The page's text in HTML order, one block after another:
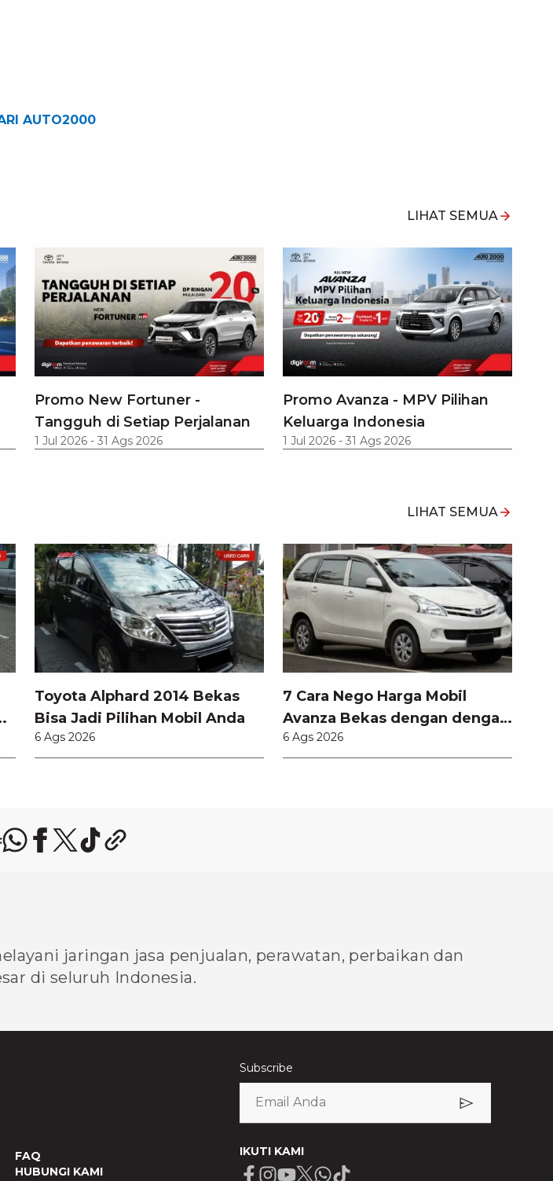
AUTO2000
LIHAT SEMUA
Promo New Fortuner -
Tangguh di Setiap Perjalanan
1 Jul 2026 - 31 Ags 2026
Promo Avanza - MPV Pilihan
Keluarga Indonesia
1 Jul 2026 - 31 Ags 2026
LIHAT SEMUA
Toyota Alphard 2014 Bekas
Bisa Jadi Pilihan Mobil Anda
6 Ags 2026
7 Cara Nego Harga Mobil
Avanza Bekas dengan dengan
Teknik Jitu Anti Rugi!
6 Ags 2026
jaringan jasa penjualan, perawatan, perbaikan dan
di seluruh Indonesia.
FAQ
HUBUNGI KAMI
Subscribe
IKUTI KAMI
Facebook
Instagram
Youtube
X Whatsapp
Tiktok